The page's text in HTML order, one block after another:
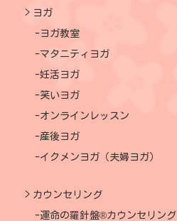
ヨガ
ヨガ教室
マタニティヨガ
妊活ヨガ
笑いヨガ
オンラインレッスン
産後ヨガ
イクメンヨガ（夫婦ヨガ）
カウンセリング
運命の羅針盤®カウンセリング